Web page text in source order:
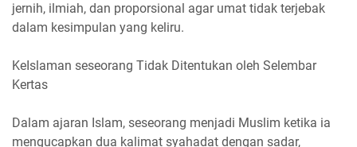
jernih, ilmiah, dan proporsional agar umat tidak terjebak
dalam kesimpulan yang keliru.
KeIslaman seseorang Tidak Ditentukan oleh Selembar
Kertas
Dalam ajaran Islam, seseorang menjadi Muslim ketika ia
mengucapkan dua kalimat syahadat dengan sadar,